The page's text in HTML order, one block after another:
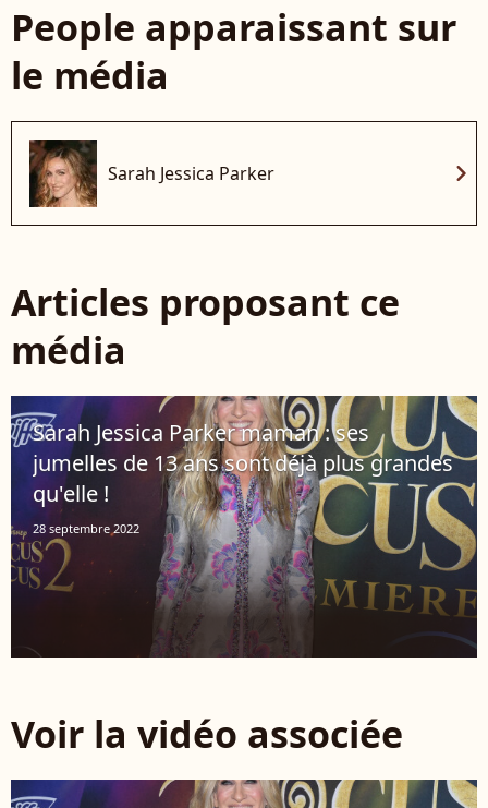
People apparaissant sur
le média
Sarah Jessica Parker chevron_right
Articles proposant ce
média
Sarah Jessica Parker maman : ses
jumelles de 13 ans sont déjà plus grandes
qu'elle !
28 septembre 2022
Voir la vidéo associée